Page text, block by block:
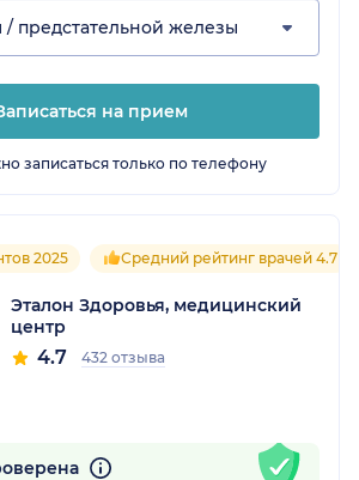
/ предстательной железы
на прием
записаться только по телефону
2025 Средний рейтинг врачей 4.7
Эталон Здоровья, медицинский
центр
4.7 432 отзыва